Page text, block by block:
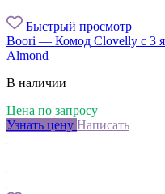
Быстрый просмотр
Boori — Комод Clovelly с 3
Almond
В наличии
Цена по запросу
Узнать цену Написать